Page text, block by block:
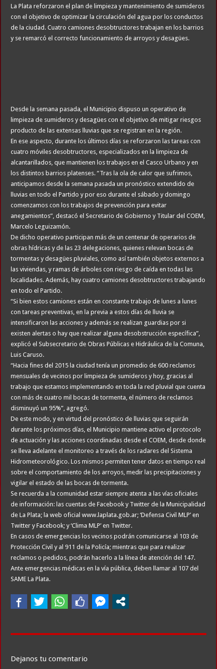
La Plata reforzaron el plan de limpieza y mantenimiento de sumideros
con el objetivo de optimizar la circulación del agua por los conductos
de la ciudad. Cuatro camiones desobtructores trabajan en los barrios
y se remarcó el correcto funcionamiento de arroyos y desagües.
Desde la semana pasada, el Municipio dispuso un operativo de
limpieza de sumideros y desagües con el objetivo de mitigar riesgos
producto de las extensas lluvias que se registran en la región.
En ese aspecto, durante los últimos días se reforzaron las tareas con
cuatro móviles desobtructores, especializados en la limpieza de
alcantarillados, que mantienen los trabajos en el Casco Urbano y en
los distintos barrios platenses. “Tras la ola de calor que sufrimos,
anticipamos desde la semana pasada un pronóstico extendido de
lluvias en todo el Partido y por eso durante el sábado y domingo
comenzamos con los trabajos de prevención para evitar
anegamientos”, destacó el Secretario de Gobierno y Titular del COEM,
Marcelo Leguizamón.
De dicho operativo participan más de un centenar de operarios de
obras hídricas y de las 23 delegaciones, quienes relevan bocas de
tormentas y desagües pluviales, como así también objetos externos a
las viviendas, y ramas de árboles con riesgo de caída en todas las
localidades. Además, hay cuatro camiones desobtructores trabajando
en todo el Partido.
“Si bien estos camiones están en constante trabajo de lunes a lunes
con tareas preventivas, en la previa a estos días de lluvia se
intensificaron las acciones y además se realizan guardias por si
existen alertas o hay que realizar alguna desobstrucción específica”,
explicó el Subsecretario de Obras Públicas e Hidráulica de la Comuna,
Luis Caruso.
“Hacia fines del 2015 la ciudad tenía un promedio de 600 reclamos
mensuales de vecinos por limpieza de sumideros y hoy, gracias al
trabajo que estamos implementando en toda la red pluvial que cuenta
con más de cuatro mil bocas de tormenta, el número de reclamos
disminuyó un 95%”, agregó.
De este modo, y en virtud del pronóstico de lluvias que seguirán
durante los próximos días, el Municipio mantiene activo el protocolo
de actuación y las acciones coordinadas desde el COEM, desde donde
se lleva adelante el monitoreo a través de los radares del Sistema
Hidrometeorológico. Los mismos permiten tener datos en tiempo real
sobre el comportamiento de los arroyos, medir las precipitaciones y
vigilar el estado de las bocas de tormenta.
Se recuerda a la comunidad estar siempre atenta a las vías oficiales
de información: las cuentas de Facebook y Twitter de la Municipalidad
de La Plata; la web oficial www.laplata.gob.ar; ‘Defensa Civil MLP’ en
Twitter y Facebook; y ‘Clima MLP’ en Twitter.
En casos de emergencias los vecinos podrán comunicarse al 103 de
Protección Civil y al 911 de la Policía; mientras que para realizar
reclamos o pedidos, podrán hacerlo a la línea de atención del 147.
Ante emergencias médicas en la vía pública, deben llamar al 107 del
SAME La Plata.
Dejanos tu comentario